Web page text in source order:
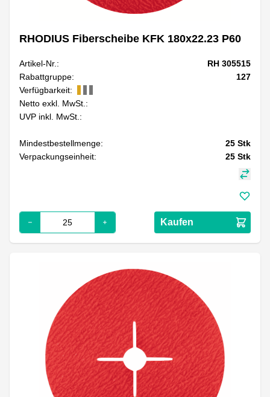
RHODIUS Fiberscheibe KFK 180x22.23 P60
Artikel-Nr.:
RH 305515
Rabattgruppe:
127
Verfügbarkeit:
Netto exkl. MwSt.:
UVP inkl. MwSt.:
Mindestbestellmenge: 25 Stk
Verpackungseinheit:
25 Stk
Kaufen